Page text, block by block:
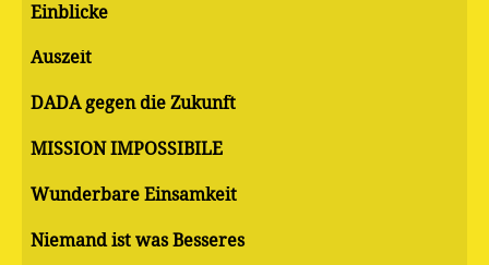
Einblicke
Auszeit
DADA gegen die Zukunft
MISSION IMPOSSIBILE
Wunderbare Einsamkeit
Niemand ist was Besseres